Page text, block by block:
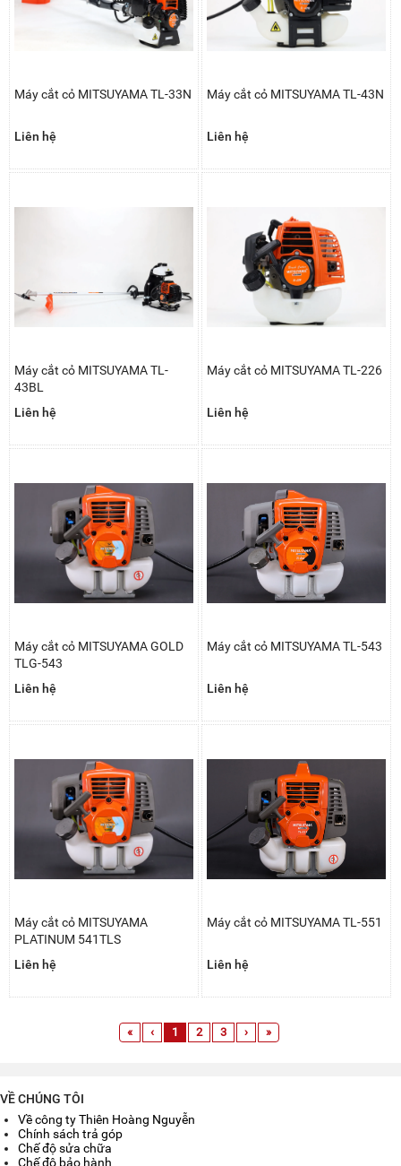
Máy cắt cỏ MITSUYAMA TL-33N
Liên hệ
Máy cắt cỏ MITSUYAMA TL-43N
Liên hệ
Máy cắt cỏ MITSUYAMA TL-
43BL
Liên hệ
Máy cắt cỏ MITSUYAMA TL-226
Liên hệ
Máy cắt cỏ MITSUYAMA GOLD
TLG-543
Liên hệ
Máy cắt cỏ MITSUYAMA TL-543
Liên hệ
Máy cắt cỏ MITSUYAMA
PLATINUM 541TLS
Liên hệ
Máy cắt cỏ MITSUYAMA TL-551
Liên hệ
« ‹ 1 2 3 › »
VỀ CHÚNG TÔI
Về công ty Thiên Hoàng Nguyễn
Chính sách trả góp
Chế độ sửa chữa
Chế độ bảo hành